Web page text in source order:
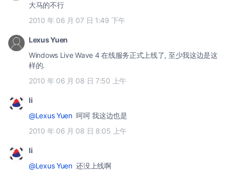
大马的不行
2010 年 06 月 07 日 1:49 下午
Lexus Yuen
Windows Live Wave 4 在线服务正式上线了, 至少我这边是这
样的.
2010 年 06 月 08 日 7:50 上午
li
@Lexus Yuen
呵呵 我这边也是
2010 年 06 月 08 日 8:05 上午
li
@Lexus Yuen还没上线啊